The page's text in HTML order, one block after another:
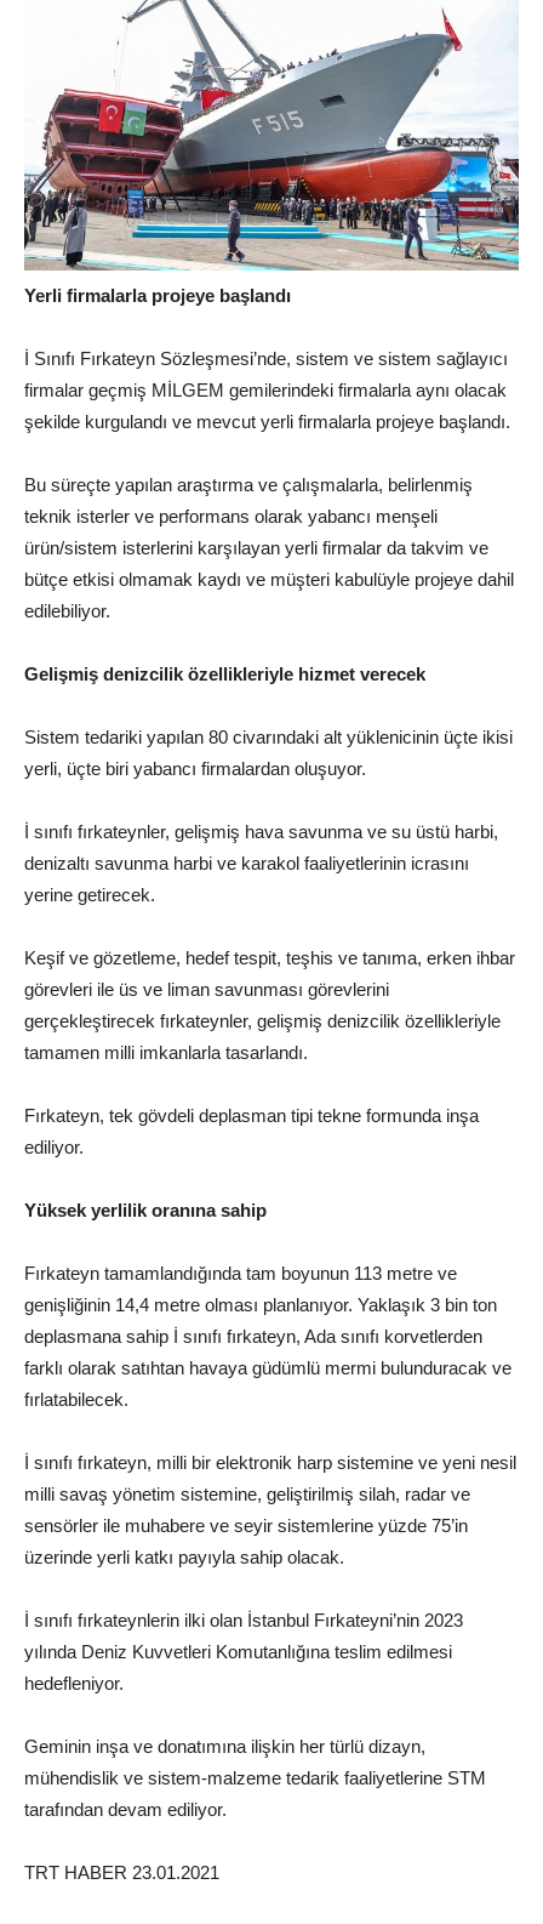
Yerli firmalarla projeye başlandı
İ Sınıfı Fırkateyn Sözleşmesi’nde, sistem ve sistem sağlayıcı
firmalar geçmiş MİLGEM gemilerindeki firmalarla aynı olacak
şekilde kurgulandı ve mevcut yerli firmalarla projeye başlandı.
Bu süreçte yapılan araştırma ve çalışmalarla, belirlenmiş
teknik isterler ve performans olarak yabancı menşeli
ürün/sistem isterlerini karşılayan yerli firmalar da takvim ve
bütçe etkisi olmamak kaydı ve müşteri kabulüyle projeye dahil
edilebiliyor.
Gelişmiş denizcilik özellikleriyle hizmet verecek
Sistem tedariki yapılan 80 civarındaki alt yüklenicinin üçte ikisi
yerli, üçte biri yabancı firmalardan oluşuyor.
İ sınıfı fırkateynler, gelişmiş hava savunma ve su üstü harbi,
denizaltı savunma harbi ve karakol faaliyetlerinin icrasını
yerine getirecek.
Keşif ve gözetleme, hedef tespit, teşhis ve tanıma, erken ihbar
görevleri ile üs ve liman savunması görevlerini
gerçekleştirecek fırkateynler, gelişmiş denizcilik özellikleriyle
tamamen milli imkanlarla tasarlandı.
Fırkateyn, tek gövdeli deplasman tipi tekne formunda inşa
ediliyor.
Yüksek yerlilik oranına sahip
Fırkateyn tamamlandığında tam boyunun 113 metre ve
genişliğinin 14,4 metre olması planlanıyor. Yaklaşık 3 bin ton
deplasmana sahip İ sınıfı fırkateyn, Ada sınıfı korvetlerden
farklı olarak satıhtan havaya güdümlü mermi bulunduracak ve
fırlatabilecek.
İ sınıfı fırkateyn, milli bir elektronik harp sistemine ve yeni nesil
milli savaş yönetim sistemine, geliştirilmiş silah, radar ve
sensörler ile muhabere ve seyir sistemlerine yüzde 75’in
üzerinde yerli katkı payıyla sahip olacak.
İ sınıfı fırkateynlerin ilki olan İstanbul Fırkateyni’nin 2023
yılında Deniz Kuvvetleri Komutanlığına teslim edilmesi
hedefleniyor.
Geminin inşa ve donatımına ilişkin her türlü dizayn,
mühendislik ve sistem-malzeme tedarik faaliyetlerine STM
tarafından devam ediliyor.
TRT HABER 23.01.2021